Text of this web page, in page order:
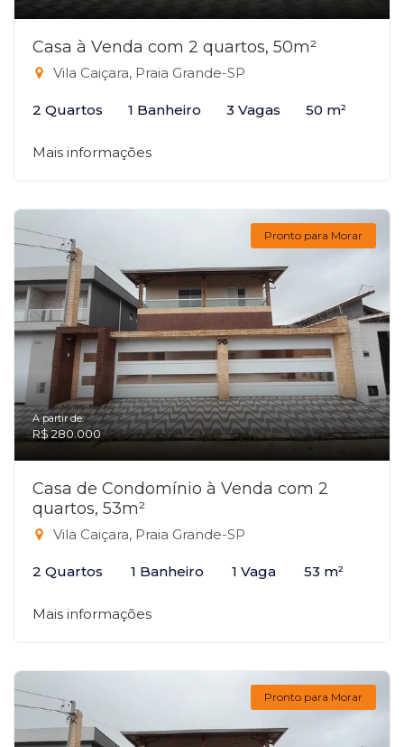
Casa à Venda com 2 quartos, 50m²
Vila Caiçara, Praia Grande-SP
2 Quartos 1 Banheiro 3 Vagas 50 m²
Mais informações
Pronto para Morar
A partir de:
R$ 280.000
Casa de Condomínio à Venda com 2
quartos, 53m²
Vila Caiçara, Praia Grande-SP
2 Quartos 1 Banheiro 1 Vaga 53 m²
Mais informações
Pronto para Morar